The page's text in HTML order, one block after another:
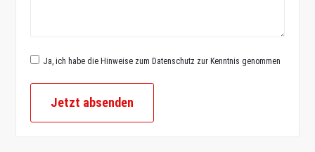
Ja, ich habe die Hinweise zum Datenschutz zur Kenntnis genommen
Jetzt absenden